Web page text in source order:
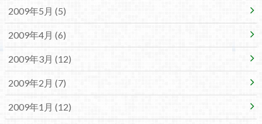
2009年5月 (5)
2009年4月 (6)
2009年3月 (12)
2009年2月 (7)
2009年1月 (12)